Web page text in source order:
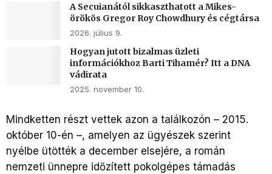
A Secuianától sikkaszthatott a Mikes-
örökös Gregor Roy Chowdhury és cégtársa
2026. július 9.
Hogyan jutott bizalmas üzleti
információkhoz Barti Tihamér? Itt a DNA
vádirata
2025. november 10.
Mindketten részt vettek azon a találkozón – 2015.
október 10-én –, amelyen az ügyészek szerint
nyélbe ütötték a december elsejére, a román
nemzeti ünnepre időzített pokolgépes támadás